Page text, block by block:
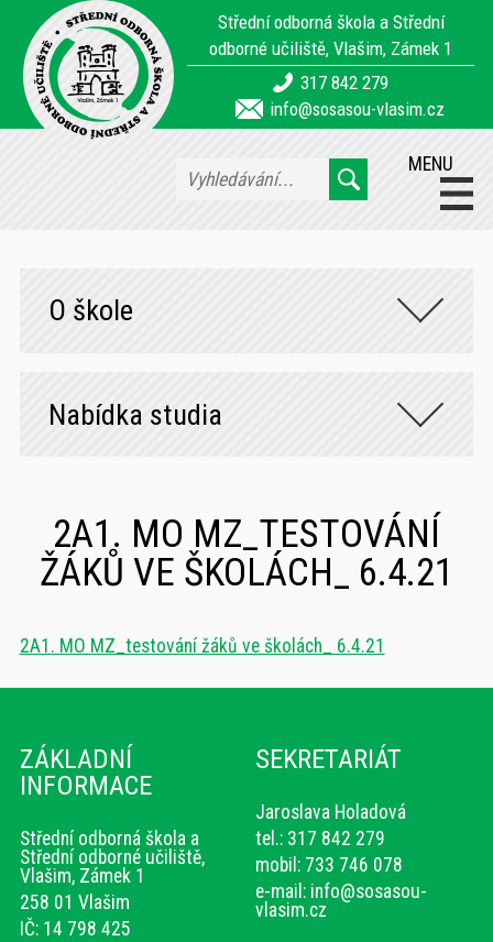
Střední odborná škola a Střední
odborné učiliště, Vlašim, Zámek 1
317 842 279
info@sosasou-vlasim.cz
MENU
O škole
Nabídka studia
2A1. MO MZ_TESTOVÁNÍ
ŽÁKŮ VE ŠKOLÁCH_ 6.4.21
2A1. MO MZ_testování žáků ve školách_ 6.4.21
ZÁKLADNÍ
INFORMACE
Střední odborná škola a
Střední odborné učiliště,
Vlašim, Zámek 1
258 01 Vlašim
IČ: 14 798 425
SEKRETARIÁT
Jaroslava Holadová
tel.: 317 842 279
mobil: 733 746 078
e-mail: info@sosasou-
vlasim.cz